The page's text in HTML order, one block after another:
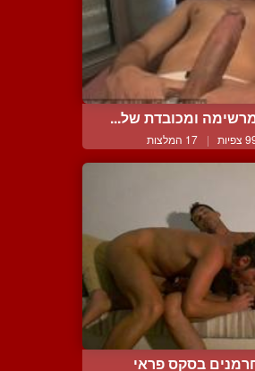
מרשימה ומכובדת של...
| 17 המלצות
בסקס פראי